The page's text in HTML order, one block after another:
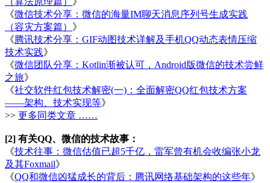
《微信技术分享：微信的海量IM聊天消息序列号生成实践
（容灾方案篇） 》
《腾讯技术分享：GIF动图技术详解及手机QQ动态表情压缩
技术实践》
《微信团队分享：Kotlin渐被认可，Android版微信的技术尝鲜
之旅》
《社交软件红包技术解密(一)：全面解密QQ红包技术方案
——架构、技术实现等》
>> 更多同类文章 ……
[2] 有关QQ、微信的技术故事：
《技术往事：微信估值已超5千亿，雷军曾有机会收编张小龙
及其Foxmail》
《QQ和微信凶猛成长的背后：腾讯网络基础架构的这些年》